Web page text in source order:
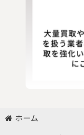
ホーム